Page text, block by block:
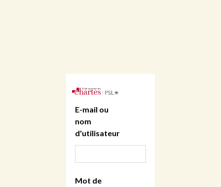
E-mail ou
nom
d'utilisateur
Mot de